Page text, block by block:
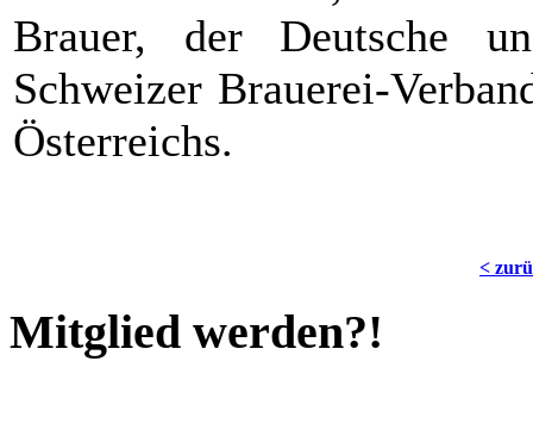
Brauer, der Deutsche
Schweizer Brauerei-
Österreichs.
<
Mitglied werden?!